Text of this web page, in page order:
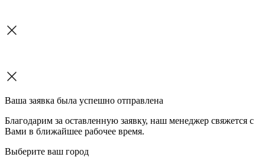
Ваша заявка была успешно отправлена
Благодарим за оставленную заявку, наш менеджер свяжется с
Вами в ближайшее рабочее время.
Выберите ваш город